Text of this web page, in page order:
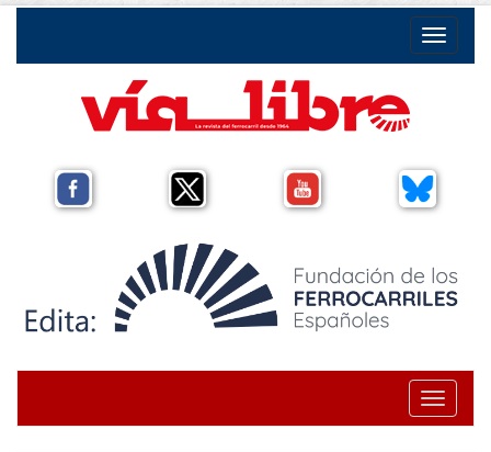
Toggle
Toggle